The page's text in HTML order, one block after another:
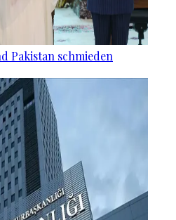
Pakistan schmieden